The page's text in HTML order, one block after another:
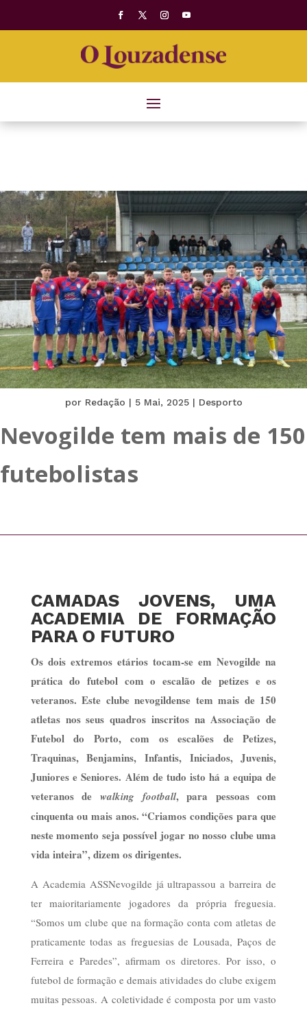
por Redação | 5 Mai, 2025| Desporto
Nevogilde tem mais de 150
futebolistas
CAMADAS JOVENS, UMA
ACADEMIA DE FORMAÇÃO
PARA O FUTURO
Os dois extremos etários tocam-se em Nevogilde na
prática do futebol com o escalão de petizes e os
veteranos. Este clube nevogildense tem mais de 150
atletas nos seus quadros inscritos na Associação de
Futebol do Porto, com os escalões de Petizes,
Traquinas, Benjamins, Infantis, Iniciados, Juvenis,
Juniores e Seniores. Além de tudo isto há a equipa de
veteranos de walking football, para pessoas com
cinquenta ou mais anos. “Criamos condições para que
neste momento seja possível jogar no nosso clube uma
vida inteira”, dizem os dirigentes.
A Academia ASSNevogilde já ultrapassou a barreira de
ter maioritariamente jogadores da própria freguesia.
“Somos um clube que na formação conta com atletas de
praticamente todas as freguesias de Lousada, Paços de
Ferreira e Paredes”, afirmam os diretores. Por isso, o
futebol de formação e demais atividades do clube exigem
muitas pessoas. A coletividade é composta por um vasto